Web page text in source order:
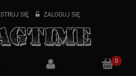
SIĘ ZALOGUJ SIĘ